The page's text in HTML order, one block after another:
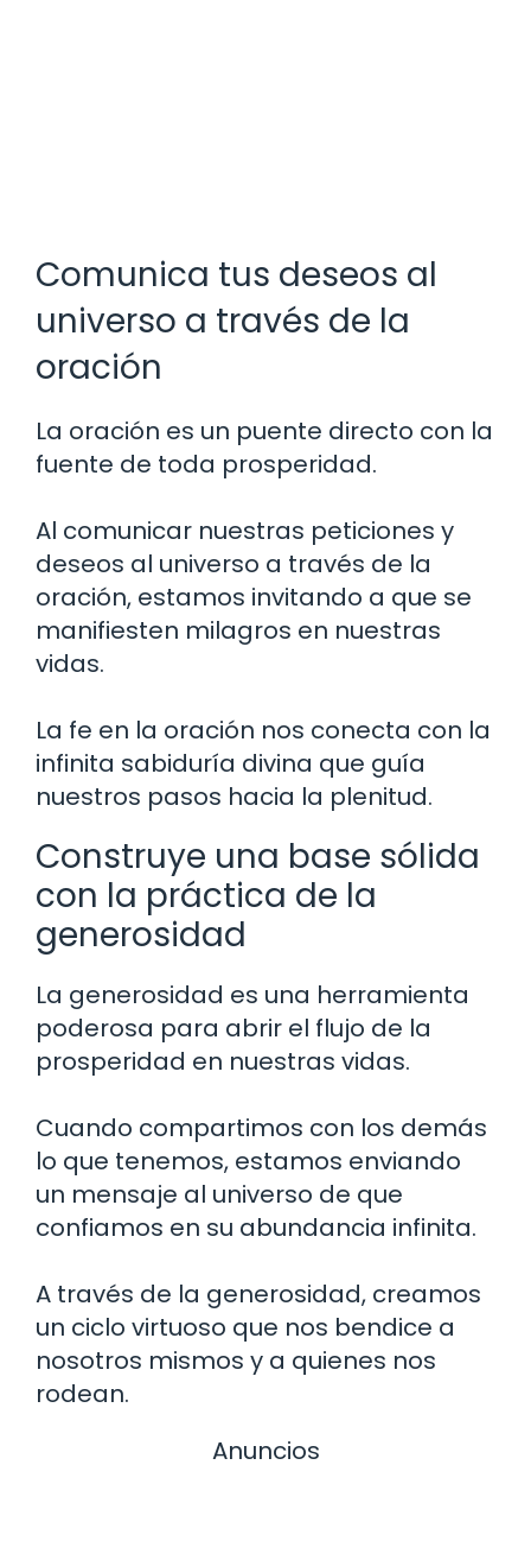
Comunica tus deseos al
universo a través de la
oración
La oración es un puente directo con la
fuente de toda prosperidad.
Al comunicar nuestras peticiones y
deseos al universo a través de la
oración, estamos invitando a que se
manifiesten milagros en nuestras
vidas.
La fe en la oración nos conecta con la
infinita sabiduría divina que guía
nuestros pasos hacia la plenitud.
Construye una base sólida
con la práctica de la
generosidad
La generosidad es una herramienta
poderosa para abrir el flujo de la
prosperidad en nuestras vidas.
Cuando compartimos con los demás
lo que tenemos, estamos enviando
un mensaje al universo de que
confiamos en su abundancia infinita.
A través de la generosidad, creamos
un ciclo virtuoso que nos bendice a
nosotros mismos y a quienes nos
rodean.
Anuncios